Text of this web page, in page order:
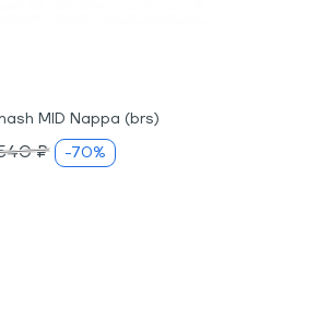
MID Nappa (brs)
₽ -70%